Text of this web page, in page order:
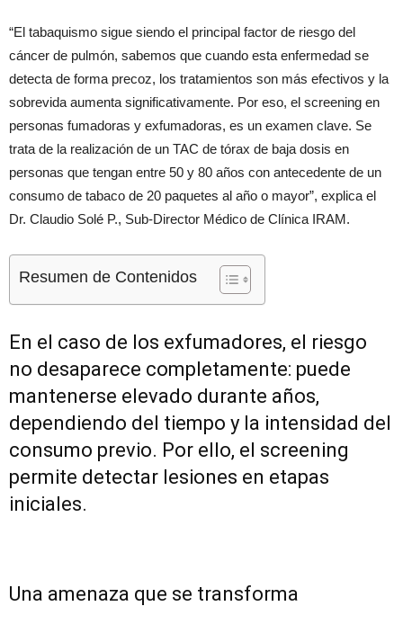
“El tabaquismo sigue siendo el principal factor de riesgo del
cáncer de pulmón, sabemos que cuando esta enfermedad se
detecta de forma precoz, los tratamientos son más efectivos y la
sobrevida aumenta significativamente. Por eso, el screening en
personas fumadoras y exfumadoras, es un examen clave. Se
trata de la realización de un TAC de tórax de baja dosis en
personas que tengan entre 50 y 80 años con antecedente de un
consumo de tabaco de 20 paquetes al año o mayor”, explica el
Dr. Claudio Solé P., Sub-Director Médico de Clínica IRAM.
Resumen de Contenidos
En el caso de los exfumadores, el riesgo
no desaparece completamente: puede
mantenerse elevado durante años,
dependiendo del tiempo y la intensidad del
consumo previo. Por ello, el screening
permite detectar lesiones en etapas
iniciales.
Una amenaza que se transforma